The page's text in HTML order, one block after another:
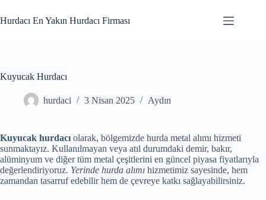
to
content
Hurdacı En Yakın Hurdacı Firması
Kuyucak Hurdacı
hurdaci 3 Nisan 2025 Aydın
Kuyucak hurdacı olarak, bölgemizde hurda metal alımı hizmeti
sunmaktayız. Kullanılmayan veya atıl durumdaki demir, bakır,
alüminyum ve diğer tüm metal çeşitlerini en güncel piyasa fiyatlarıyla
değerlendiriyoruz. Yerinde hurda alımı hizmetimiz sayesinde, hem
zamandan tasarruf edebilir hem de çevreye katkı sağlayabilirsiniz.